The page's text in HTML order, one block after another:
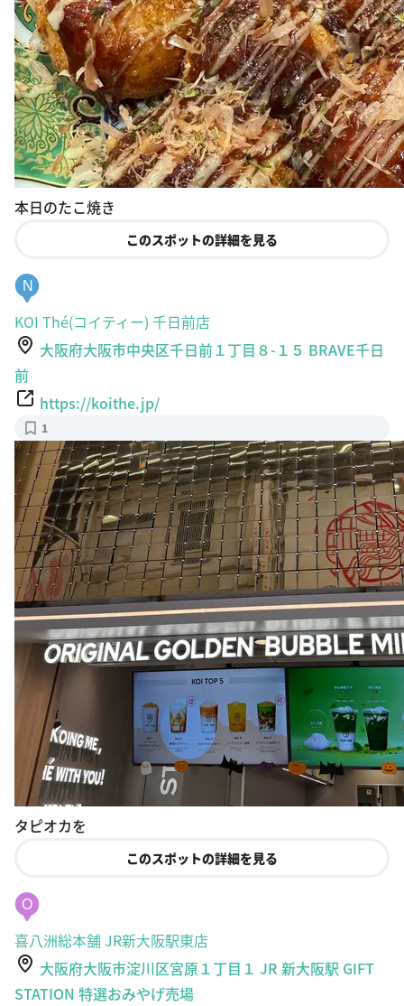
本日のたこ焼き
このスポットの詳細を見る
N
KOI Thé(コイティー) 千日前店
大阪府大阪市中央区千日前１丁目８-１５ BRAVE千日
前
https://koithe.jp/
1
タピオカを
このスポットの詳細を見る
O
喜八洲総本舗 JR新大阪駅東店
大阪府大阪市淀川区宮原１丁目１ JR 新大阪駅 GIFT
STATION 特選おみやげ売場